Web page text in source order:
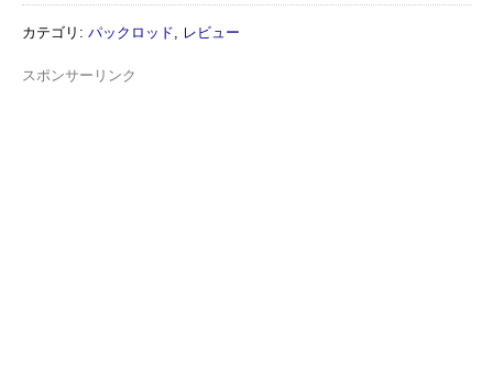
カテゴリ : パックロッド レビュー
スポンサーリンク